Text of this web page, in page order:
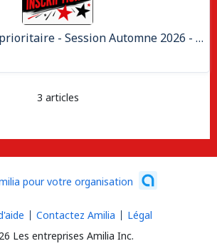
Pré-inscriptions prioritaire - Session Automne 2026 - cours récréatifs
3 articles
pour votre organisation
Les entreprises Amilia Inc.
Contactez Amilia Légal